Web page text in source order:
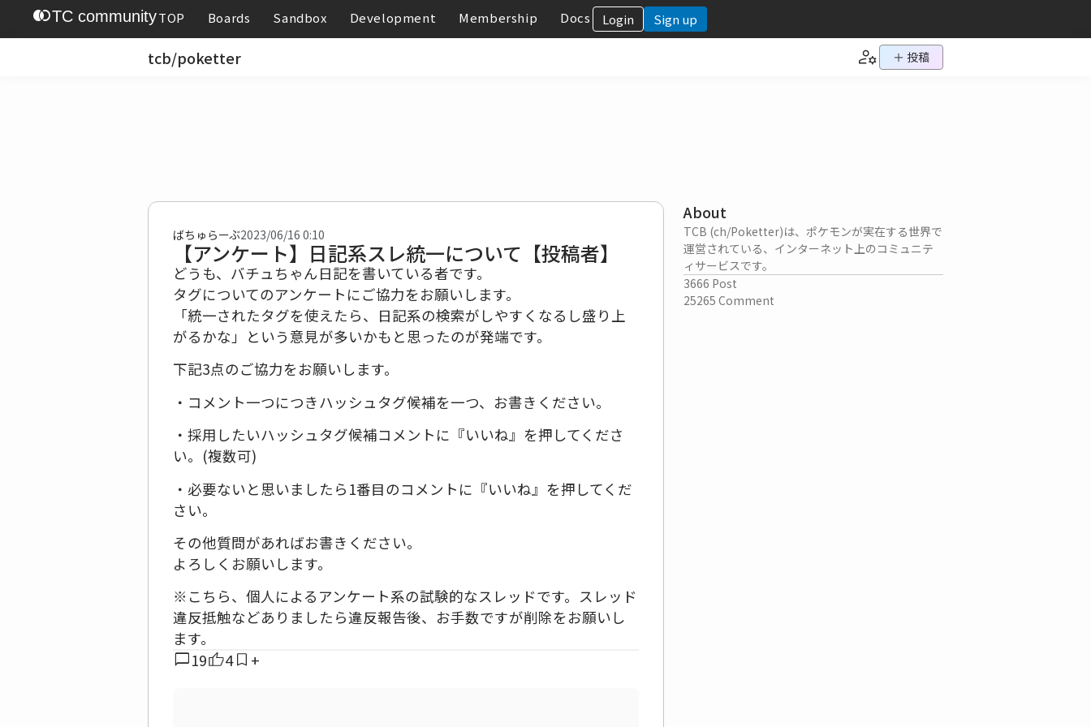
join_leftTC communityTOP Boards Sandbox Development Membership Docs Login Sign up
tcb/poketter ＋ 投稿
ばちゅらーぶ2023/06/16 0:10
【アンケート】日記系スレ統一について【投稿者】
どうも、バチュちゃん日記を書いている者です。
タグについてのアンケートにご協力をお願いします。
「統一されたタグを使えたら、日記系の検索がしやすくなるし盛り上
がるかな」という意見が多いかもと思ったのが発端です。
下記3点のご協力をお願いします。
・コメント一つにつきハッシュタグ候補を一つ、お書きください。
・採用したいハッシュタグ候補コメントに『いいね』を押してくださ
い。(複数可)
・必要ないと思いましたら1番目のコメントに『いいね』を押してくだ
さい。
その他質問があればお書きください。
よろしくお願いします。
※こちら、個人によるアンケート系の試験的なスレッドです。スレッド
違反抵触などありましたら違反報告後、お手数ですが削除をお願いし
ます。
chat_bubble19 4 +
About
TCB (ch/Poketter)は、ポケモンが実在する世界で
運営されている、インターネット上のコミュニテ
ィサービスです。
3666 Post
25265 Comment